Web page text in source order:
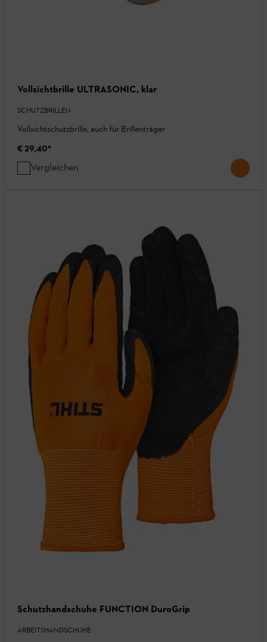
Vollsichtbrille ULTRASONIC, klar
SCHUTZBRILLEN
Vollsichtschutzbrille, auch für Brillenträger
€ 29,40*
Vergleichen
Schutzhandschuhe FUNCTION DuroGrip
ARBEITSHANDSCHUHE